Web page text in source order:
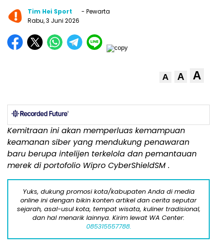
Tim Hei Sport
- Pewarta
Rabu, 3 Juni 2026
A A A
Kemitraan ini akan memperluas kemampuan
keamanan siber yang mendukung penawaran
baru berupa intelijen terkelola dan pemantauan
merek di portofolio Wipro CyberShieldSM .
Yuks, dukung promosi kota/kabupaten Anda di media
online ini dengan bikin konten artikel dan cerita seputar
sejarah, asal-usul kota, tempat wisata, kuliner tradisional,
dan hal menarik lainnya. Kirim lewat WA Center:
085315557788.